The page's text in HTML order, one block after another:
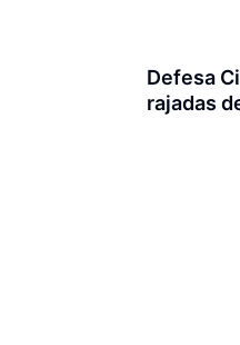
Defesa
rajadas